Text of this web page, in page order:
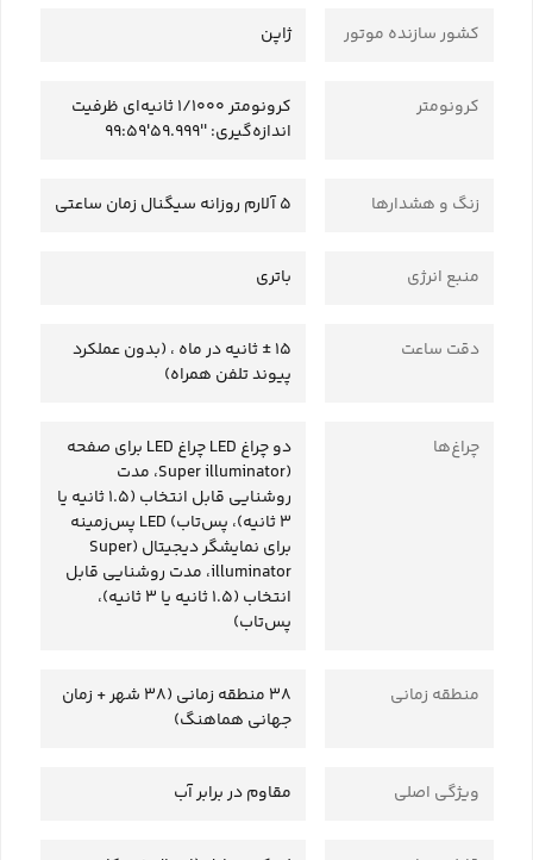
کشور سازنده موتور ژاپن
کرونومتر
کرونومتر 1/1000 ثانیه‌ای ظرفیت
اندازه‌گیری: ‎99:59'59.999''‎
زنگ و هشدارها 5 آلارم روزانه سیگنال زمان ساعتی
منبع انرژی باتری
دقت ساعت
15 ± ثانیه در ماه ، (بدون عملکرد
پیوند تلفن همراه)
چراغ‌ها
دو چراغ LED چراغ LED برای صفحه
(Super illuminator، مدت
روشنایی قابل انتخاب (1.5 ثانیه یا
3 ثانیه)، پس‌تاب) LED پس‌زمینه
برای نمایشگر دیجیتال (Super
illuminator، مدت روشنایی قابل
انتخاب (1.5 ثانیه یا 3 ثانیه)،
پس‌تاب)
منطقه زمانی
38 منطقه زمانی (38 شهر + زمان
جهانی هماهنگ)
ویژگی‌ اصلی مقاوم در برابر آب